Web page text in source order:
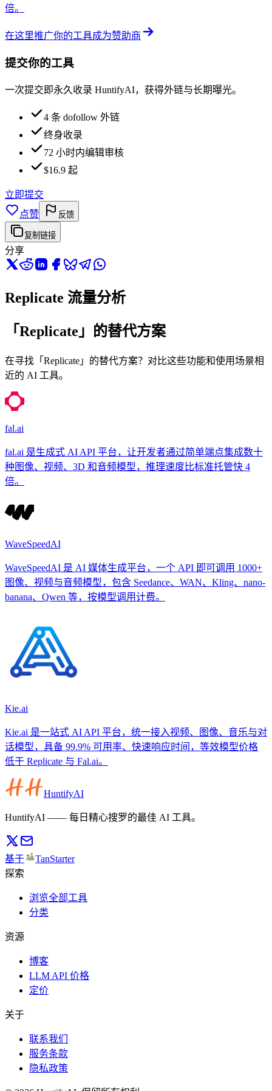
倍。
在这里推广你的工具成为赞助商
提交你的工具
一次提交即永久收录 HuntifyAI，获得外链与长期曝光。
4 条 dofollow 外链
终身收录
72 小时内编辑审核
$16.9 起
立即提交
点赞
反馈
复制链接
分享
Replicate 流量分析
「Replicate」的替代方案
在寻找「Replicate」的替代方案？对比这些功能和使用场景相
近的 AI 工具。
fal.ai
fal.ai 是生成式 AI API 平台，让开发者通过简单端点集成数十
种图像、视频、3D 和音频模型，推理速度比标准托管快 4
倍。
WaveSpeedAI
WaveSpeedAI 是 AI 媒体生成平台，一个 API 即可调用 1000+
图像、视频与音频模型，包含 Seedance、WAN、Kling、nano-
banana、Qwen 等，按模型调用计费。
Kie.ai
Kie.ai 是一站式 AI API 平台，统一接入视频、图像、音乐与对
话模型，具备 99.9% 可用率、快速响应时间，等效模型价格
低于 Replicate 与 Fal.ai。
HuntifyAI
HuntifyAI —— 每日精心搜罗的最佳 AI 工具。
基于
TanStarter
探索
浏览全部工具
分类
资源
博客
LLM API 价格
定价
关于
联系我们
服务条款
隐私政策